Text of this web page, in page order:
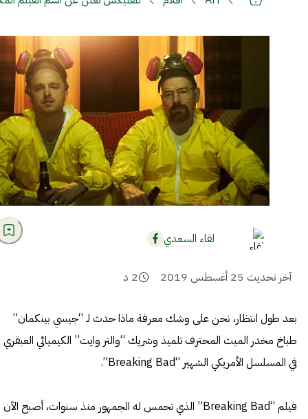
لقاء السعدي
آخر تحديث 25 أغسطس 2019 2 د
بعد طول انتظار، نحن على وشك معرفة ماذا حدث لـ “جيسي بينكمان”
طباخ مخدر الميث المحترف تلميذ وشريك “والتر وايت” الكيميائي العبقري
في المسلسل الأمريكي الشهير “Breaking Bad”.
فيلم “Breaking Bad” الذي تحمس له الجمهور منذ سنوات، أصبح الآن